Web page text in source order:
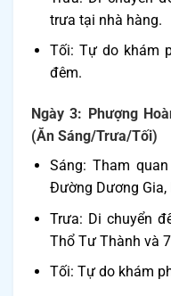
trưa tại nhà hàng.
Tối: Tự do khám
đêm.
Ngày 3: Phượng
(Ăn Sáng/Trưa/Tối)
Sáng: Tham
Đường Dương Gia,
Trưa: Di chuyển
Thổ Tư Thành và
Tối: Tự do khám